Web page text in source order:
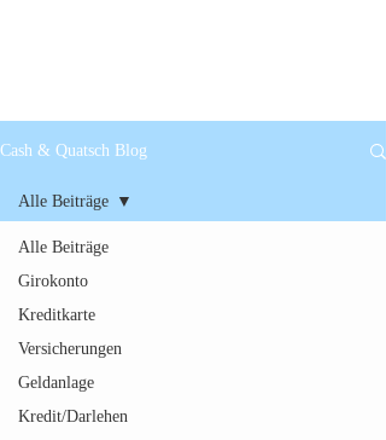
Cash & Quatsch Blog
Alle Beiträge
Girokonto
Kreditkarte
Versicherungen
Geldanlage
Kredit/Darlehen
Alle Beiträge